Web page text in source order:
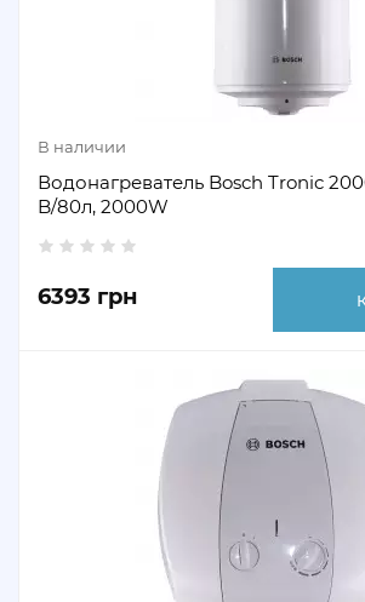
В наличии
Водонагреватель Bosch Tronic
B/80л, 2000W
6393 грн